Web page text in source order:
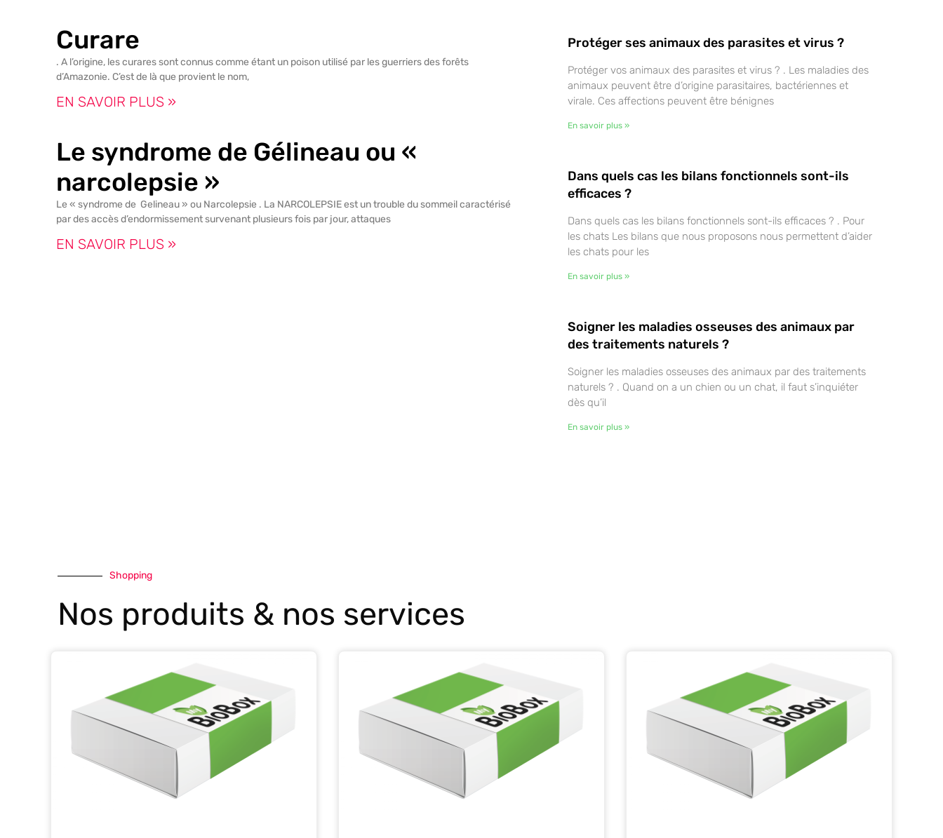
Curare
. A l’origine, les curares sont connus comme étant un poison utilisé par les guerriers des forêts
d’Amazonie. C’est de là que provient le nom,
EN SAVOIR PLUS »
Le syndrome de Gélineau ou «
narcolepsie »
Le « syndrome de Gelineau » ou Narcolepsie . La NARCOLEPSIE est un trouble du sommeil caractérisé
par des accès d’endormissement survenant plusieurs fois par jour, attaques
EN SAVOIR PLUS »
Protéger ses animaux des parasites et virus ?
Protéger vos animaux des parasites et virus ? . Les maladies des
animaux peuvent être d’origine parasitaires, bactériennes et
virale. Ces affections peuvent être bénignes
En savoir plus »
Dans quels cas les bilans fonctionnels sont-ils
efficaces ?
Dans quels cas les bilans fonctionnels sont-ils efficaces ? . Pour
les chats Les bilans que nous proposons nous permettent d’aider
les chats pour les
En savoir plus »
Soigner les maladies osseuses des animaux par
des traitements naturels ?
Soigner les maladies osseuses des animaux par des traitements
naturels ? . Quand on a un chien ou un chat, il faut s’inquiéter
dès qu’il
En savoir plus »
Shopping
Nos produits & nos services